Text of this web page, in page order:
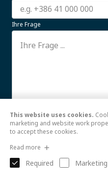
Ihre Frage
Ich stimme der
This website uses cookies.
marketing and website work
to accept these cookies.
Read more
Required Marketing